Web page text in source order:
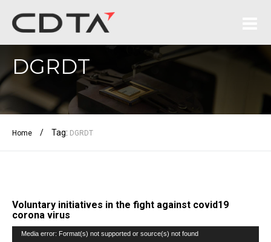
DGRDT
Home / Tag: DGRDT
Voluntary initiatives in the fight against covid19
corona virus
Video
Media error: Format(s) not supported or source(s) not found